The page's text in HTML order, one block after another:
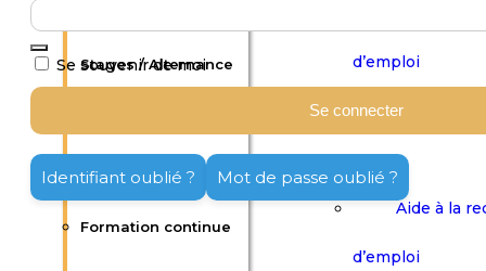
Stages / Alternance
d’emploi
Formation continue
d’emploi
Formation
Isep
Aide à la
d’emploi
Se souvenir de moi
Se connecter
Identifiant oublié ? Mot de passe oublié ?